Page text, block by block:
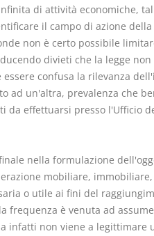
di attività economiche,
il campo di azione
non è certo possibile
divieti che la legge non
confusa la rilevanza
ad un'altra, prevalenza che
da effettuarsi presso l'Ufficio
nella formulazione
mobiliare,
o utile ai fini del
frequenza è venuta ad
infatti non viene a legittimare